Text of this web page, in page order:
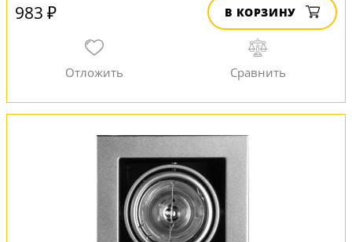
983 ₽ В КОРЗИНУ